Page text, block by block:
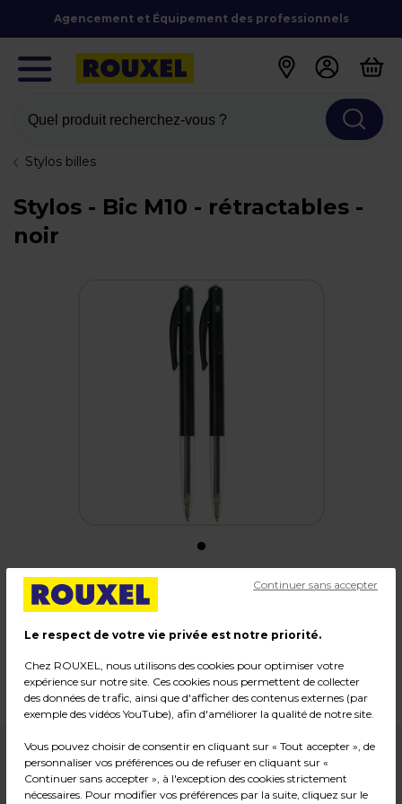
Agencement et Équipement des professionnels
Quel produit recherchez-vous ?
Stylos billes
Stylos - Bic M10 - rétractables -
noir
Stylos - Bic M10 - rétractables - noir
Code :1090
Couleur : Noir
Poids : 0,02 kg
1,99€ HT
Le respect de votre vie privée est notre priorité.
Chez ROUXEL, nous utilisons des cookies pour optimiser votre
expérience sur notre site. Ces cookies nous permettent de collecter
des données de trafic, ainsi que d'afficher des contenus externes (par
exemple des vidéos YouTube), afin d'améliorer la qualité de notre site.
Vous pouvez choisir de consentir en cliquant sur « Tout accepter », de
personnaliser vos préférences ou de refuser en cliquant sur «
Continuer sans accepter », à l'exception des cookies strictement
nécessaires. Pour modifier vos préférences par la suite, cliquez sur le
Continuer sans accepter